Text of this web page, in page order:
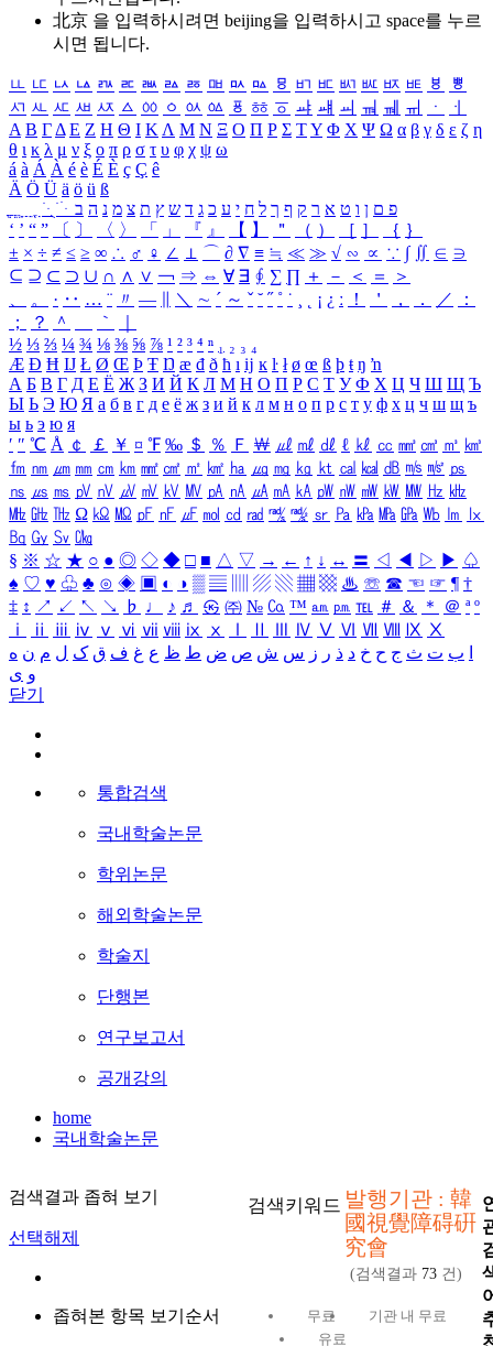
北京 을 입력하시려면 beijing을 입력하시고 space를 누르
시면 됩니다.
ㅥ ㅦ ㅧ ㅨ ㅩ ㅪ ㅫ ㅬ ㅭ ㅮ ㅯ ㅰ ㅱ ㅲ ㅳ ㅴ ㅵ ㅶ ㅷ ㅸ
ㅹ
ㅺ ㅻ ㅼ ㅽ ㅾ ㅿ ㆀ ㆁ ㆂ ㆃ ㆄ ㆅ ㆆ ㆇ ㆈ ㆉ ㆊ ㆋ ㆌ ㆍ
ㆎ
Α Β ΓΔ Ε Ζ Η Θ Ι ΚΛ Μ Ν Ξ Ο Π Ρ Σ ΤΥ Φ Χ Ψ Ω α β γ δ ε ζ η
θ ι κ λ μ ν ξ ο π ρ σ τ υ φ χ ψ ω
á à Á À é è É È ç Ç ê
Ä Ö Ü ä ö ü ß
ִֶֹ ֻּ ׁׂ פ ם ן ו ט א ר ק ף ך ל ח י ע כ ג ד ש ץ ת צ מ נ ה ב
‘ ’ “ ” 〔 〕 〈 〉 「 」 『 』 【 】 ＂ （ ） ［ ］ ｛ ｝
± × ÷ ≠ ≤ ≥ ∞ ∴ ♂ ♀ ∠ ⊥ ⌒ ∂ ∇ ≡ ≒ ≪ ≫ √ ∽ ∝ ∵ ∫ ∬ ∈ ∋
⊆ ⊇ ⊂ ⊃ ∪ ∩ ∧ ∨ ￢ ⇒ ⇔ ∀ ∃ ∮ ∑ ∏ ＋ － ＜ ＝
＞
、
。 · ‥ … ¨ 〃 ― ＼ ∼ ´ ～ ˇ ˘ ˝ ˚ ˙ ¸ ¡ ¿ ː ！ ＇ ， ． ／
：
；
？ ＾ ｀
½ ⅓ ⅔ ¼ ¾ ⅛ ⅜ ⅝ ⅞ ¹ ² ³ ⁴ ⁿ ₁ ₂ ₃ ₄
Æ Ð Ħ Ĳ Ł Ø Œ Þ Ŧ Ŋ æ đ ð ħ ı ĳ ĸ ŀ ł ø œ ß þ ŧ ŋ ŉ
А Б В Г Д Е Ё Ж З И Й К Л М Н О П Р С Т У Ф Х Ц Ч Ш Щ Ъ
Ы Ь Э Ю Я а б в г д е ё ж з и й к л м н о п р с т у ф х ц ч ш щ ъ
ы ь э ю я
′ ″ ℃ Å ￠ ￡ ￥ ¤ ℉ ‰ ＄ ％ Ｆ ￦ ㎕ ㎖ ㎗ ℓ ㎘ ㏄ ㎣ ㎤ ㎥ ㎦
㎙ ㎚ ㎛ ㎜ ㎝ ㎞ ㎟ ㎠ ㎡ ㎢ ㏊ ㎍ ㎎ ㎏ ㏏ ㎈ ㎉ ㏈ ㎧ ㎨ ㎰
㎱ ㎲ ㎳ ㎴ ㎵ ㎶ ㎷ ㎸ ㎹ ㎀ ㎁ ㎂ ㎃ ㎄ ㎺ ㎻ ㎽ ㎾ ㎿ ㎐ ㎑
㎒ ㎓ ㎔ Ω ㏀ ㏁ ㎊ ㎋ ㎌ ㏖ ㏅ ㎭ ㎮ ㎯ ㏛ ㎩ ㎪ ㎫ ㎬ ㏝ ㏐
㏓
㏃ ㏉ ㏜ ㏆
§ ※ ☆ ★ ○ ● ◎ ◇ ◆ □ ■ △ ▽ → ← ↑ ↓ ↔ 〓 ◁ ◀ ▷ ▶ ♤
♠ ♡ ♥ ♧ ♣ ⊙ ◈ ▣ ◐ ◑ ▒ ▤ ▨ ▧ ▦ ▩ ♨ ☏ ☎ ☜ ☞ ¶ †
‡ ↕ ↗ ↙ ↖ ↘ ♭ ♩ ♪ ♬ ㉿ ㈜ № ㏇ ™ ㏂ ㏘ ℡ ＃ ＆ ＊ ＠ ª º
ⅰ
ⅱ ⅲ ⅳ ⅴ ⅵ ⅶ ⅷ ⅸ ⅹ Ⅳ Ⅴ Ⅵ Ⅶ Ⅷ Ⅸ Ⅹ
ب ت ث ج ح خ د ذ ر ز س ش ص ض ط ظ ع غ ف ق ک ل م ن ه
و ی
닫기
통합검색
국내학술논문
학위논문
해외학술논문
학술지
단행본
연구보고서
공개강의
home
국내학술논문
검색결과 좁혀 보기
선택해제
좁혀본 항목 보기순서
검색키워드 발행기관 : 韓
國視覺障碍硏
究會
(검색결과 73 건)
무료
기관 내 무료
유료